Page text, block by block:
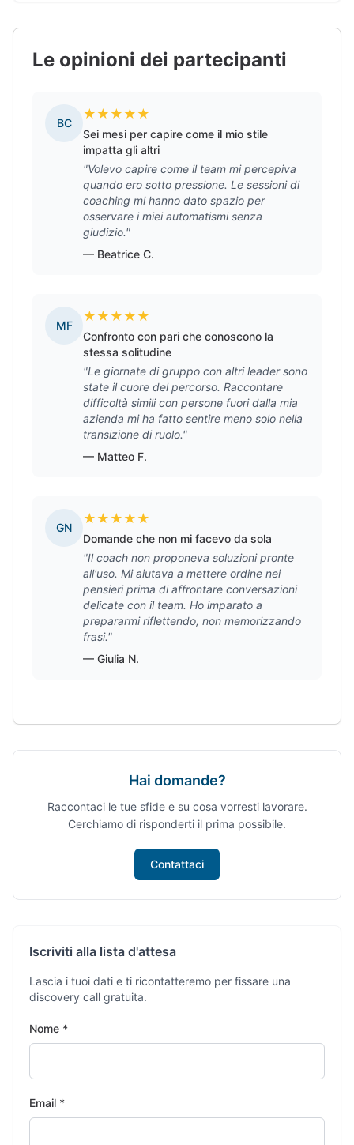
Le opinioni dei partecipanti
BC
★ ★ ★ ★ ★
Sei mesi per capire come il mio stile
impatta gli altri
"Volevo capire come il team mi percepiva
quando ero sotto pressione. Le sessioni di
coaching mi hanno dato spazio per
osservare i miei automatismi senza
giudizio."
— Beatrice C.
MF
★ ★ ★ ★ ★
Confronto con pari che conoscono la
stessa solitudine
"Le giornate di gruppo con altri leader sono
state il cuore del percorso. Raccontare
difficoltà simili con persone fuori dalla mia
azienda mi ha fatto sentire meno solo nella
transizione di ruolo."
— Matteo F.
GN
★ ★ ★ ★ ★
Domande che non mi facevo da sola
"Il coach non proponeva soluzioni pronte
all'uso. Mi aiutava a mettere ordine nei
pensieri prima di affrontare conversazioni
delicate con il team. Ho imparato a
prepararmi riflettendo, non memorizzando
frasi."
— Giulia N.
Hai domande?
Raccontaci le tue sfide e su cosa vorresti lavorare.
Cerchiamo di risponderti il prima possibile.
Contattaci
Iscriviti alla lista d'attesa
Lascia i tuoi dati e ti ricontatteremo per fissare una
discovery call gratuita.
Nome *
Email *